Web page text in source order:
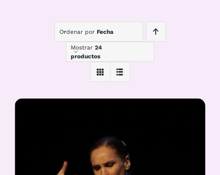
Ordenar por Fecha
Mostrar 24
productos